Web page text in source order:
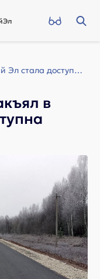
Жителям села Салтакъял в Марий Эл стала доступна новая дорога
в